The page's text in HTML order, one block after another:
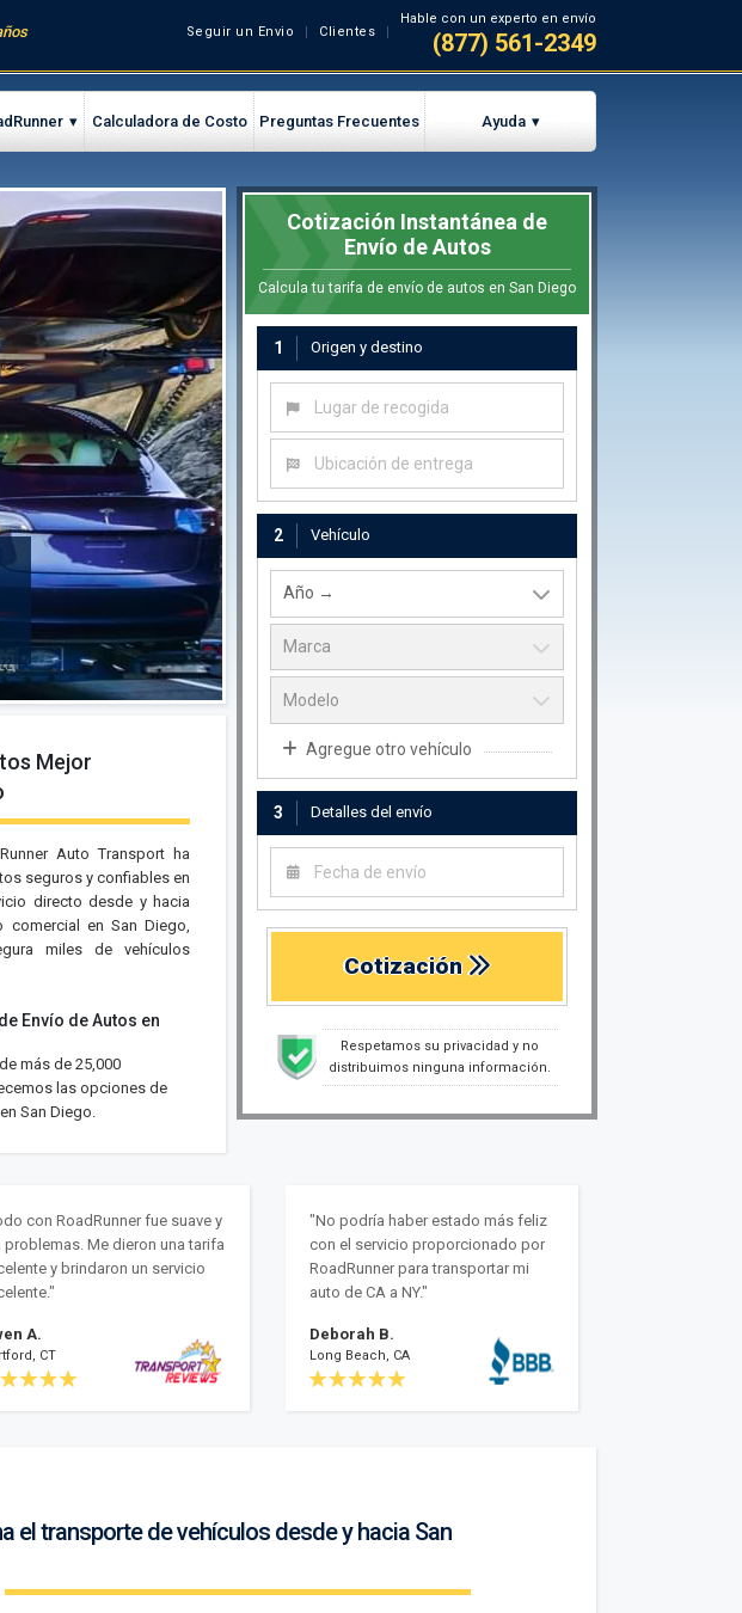
Seguir un Envio Clientes
Hable con un experto en envío
(877) 561-2349
Calculadora de Costo Preguntas Frecuentes Ayuda
Mejor
Auto Transport ha
seguros y confiables en
directo desde y hacia
comercial en San Diego,
miles de vehículos
Envío de Autos en
más de 25,000
las opciones de
San Diego.
Cotización Instantánea de
Envío de Autos
Calcula tu tarifa de envío de autos en San Diego
1 Origen y destino
Lugar de recogida
Ubicación de entrega
2 Vehículo
Agregue otro vehículo
3 Detalles del envío
Cotización
Respetamos su privacidad y no
distribuimos ninguna información.
con RoadRunner fue suave y
problemas. Me dieron una tarifa
y brindaron un servicio
A.
CT
"No podría haber estado más feliz
con el servicio proporcionado por
RoadRunner para transportar mi
auto de CA a NY."
Deborah B.
Long Beach, CA
el transporte de vehículos desde y hacia San